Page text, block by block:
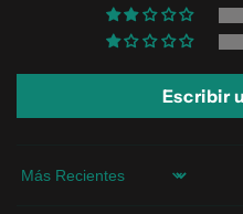
Escribir
Sort by